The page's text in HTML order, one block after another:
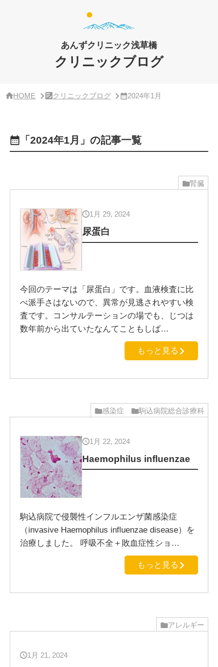
あんずクリニック浅草橋
クリニックブログ
HOME クリニックブログ 2024年1月
「2024年1月」の記事一覧
腎臓
1月 29, 2024
尿蛋白
今回のテーマは「尿蛋白」です。血液検査に比
べ派手さはないので、異常が見逃されやすい検
査です。コンサルテーションの場でも、じつは
数年前から出ていたなんてこともしば…
もっと見る
感染症 駒込病院総合診療科
1月 22, 2024
Haemophilus influenzae
駒込病院で侵襲性インフルエンザ菌感染症
（invasive Haemophilus influenzae disease）を
治療しました。 呼吸不全＋敗血症性ショ…
もっと見る
アレルギー
1月 21, 2024